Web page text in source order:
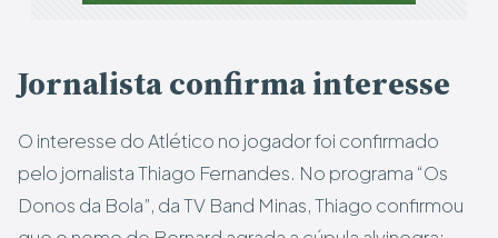
Jornalista confirma interesse
O interesse do Atlético no jogador foi confirmado
pelo jornalista Thiago Fernandes. No programa “Os
Donos da Bola”, da TV Band Minas, Thiago confirmou